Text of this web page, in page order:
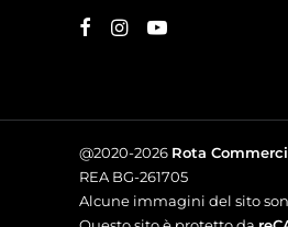
@2020-2026 Rota
REA BG-261705
Alcune immagini del sito